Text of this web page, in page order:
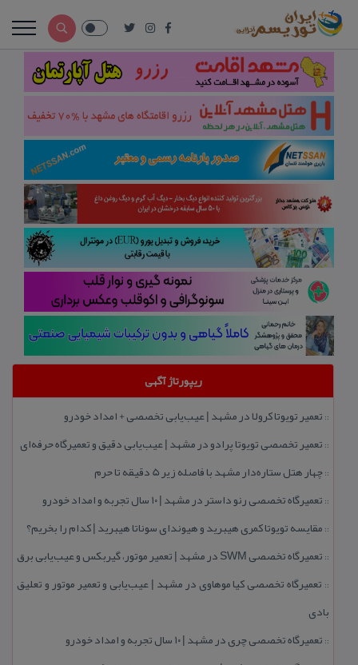
ریپورتاژ آگهی
:: تعمیر تویوتا كرولا در مشهد | عیب‌یابی تخصصی + امداد خودرو
:: تعمیر تخصصی تویوتا پرادو در مشهد | عیب‌یابی دقیق و تعمیرگاه حرفه‌ای
::چهار هتل‌ ستاره‌دار مشهد با فاصله زیر 5 دقیقه تا حرم
:: تعمیرگاه تخصصی رنو داستر در مشهد | ۱۰ سال تجربه و امداد خودرو
:: مقایسه تویوتا كمری هیبرید و هیوندای سوناتا هیبرید | كدام را بخریم؟
:: تعمیرگاه تخصصی SWM در مشهد | تعمیر موتور، گیربكس و عیب‌یابی برق
:: تعمیرگاه تخصصی كیا موهاوی در مشهد | عیب‌یابی و تعمیر موتور و تعلیق
بادی
:: تعمیرگاه تخصصی چری در مشهد | ۱۰ سال تجربه و امداد خودرو